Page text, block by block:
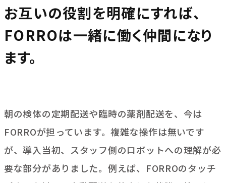
お互いの役割を明確にすれば、
FORROは一緒に働く仲間になり
ます。
朝の検体の定期配送や臨時の薬剤配送を、今は
FORROが担っています。複雑な操作は無いです
が、導入当初、スタッフ側のロボットへの理解が必
要な部分がありました。例えば、FORROのタッチ